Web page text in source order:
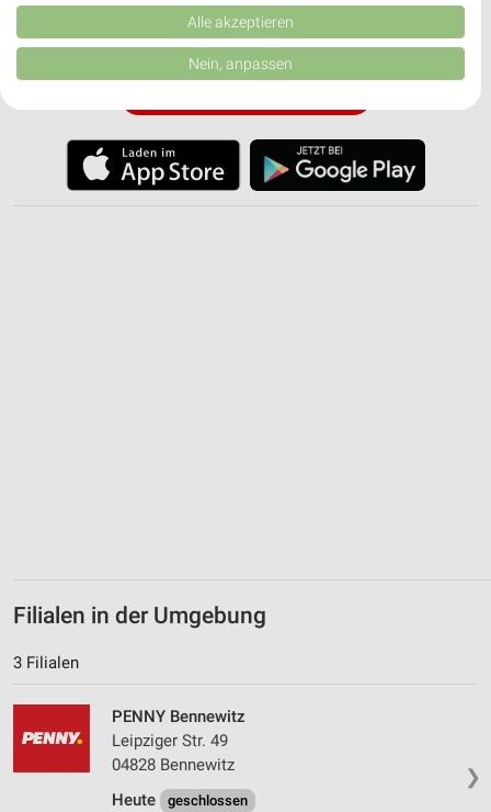
Push-Benachrichtigungen bei neuen Prospekten
✔Einkaufsliste - Einkauf stressfrei planen
Filialen in der Umgebung
3 Filialen
❯
PENNY Bennewitz
Leipziger Str. 49
04828 Bennewitz
Heute
geschlossen
Verbesserung der Angebote. Verwendung reduzierter Daten zur Auswahl
von Inhalten.
Daten können außerhalb der Europäischen Union weitergegeben und in die
Website/App.
Partnerliste anzeigen (1 IAB-Anbieter)
Wir nutzen Ihre Daten für folgende Zwecke:
Messung der Werbeleistung
Messung der Performance von Inhalten
Analyse von Zielgruppen durch Statistiken oder
Kombinationen von Daten aus verschiedenen
Quellen
Entwicklung und Verbesserung der Angebote
Alle akzeptieren
Nein, anpassen